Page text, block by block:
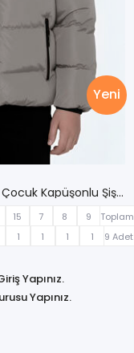
Yeni
Slazenger NEONS Unisex Çocuk Kapüşonlu Şişme Taş Gri Mont & Kaban
15 7 8 9
Toplam
1 1 1 1 9 Adet
Yapınız.
Yapınız.